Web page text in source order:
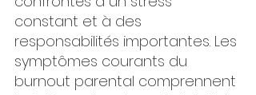
constant et à des
responsabilités importantes. Les
symptômes courants du
burnout parental comprennent